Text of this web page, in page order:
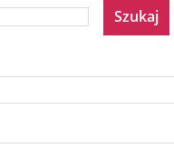
Szukaj